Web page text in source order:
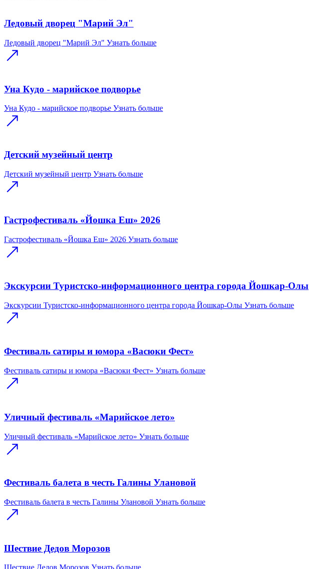
Ледовый дворец "Марий Эл"
Ледовый дворец "Марий Эл" Узнать больше
Уна Кудо - марийское подворье
Уна Кудо - марийское подворье Узнать больше
Детский музейный центр
Детский музейный центр Узнать больше
Гастрофестиваль «Йошка Еш» 2026
Гастрофестиваль «Йошка Еш» 2026 Узнать больше
Экскурсии Туристско-информационного центра города Йошкар-Олы
Экскурсии Туристско-информационного центра города Йошкар-Олы Узнать больше
Фестиваль сатиры и юмора «Васюки Фест»
Фестиваль сатиры и юмора «Васюки Фест» Узнать больше
Уличный фестиваль «Марийское лето»
Уличный фестиваль «Марийское лето» Узнать больше
Фестиваль балета в честь Галины Улановой
Фестиваль балета в честь Галины Улановой Узнать больше
Шествие Дедов Морозов